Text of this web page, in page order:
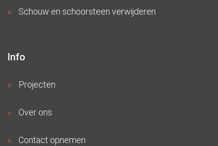
Schouw en schoorsteen verwijderen
Info
Projecten
Over ons
Contact opnemen